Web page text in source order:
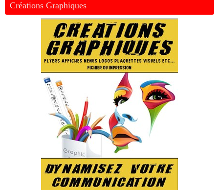
Créations Graphiques